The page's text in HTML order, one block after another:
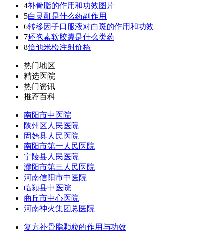
4补骨脂的作用和功效图片
5白灵酊是什么药副作用
6转移因子口服液对白斑的作用和功效
7环孢素软胶囊是什么类药
8倍他米松注射价格
热门地区
精选医院
热门资讯
推荐百科
南阳市中医院
陕州区人民医院
固始县人民医院
南阳市第一人民医院
宁陵县人民医院
濮阳市第三人民医院
河南信阳市中医院
临颍县中医院
商丘市中心医院
河南神火集团总医院
复方补骨脂颗粒的作用与功效